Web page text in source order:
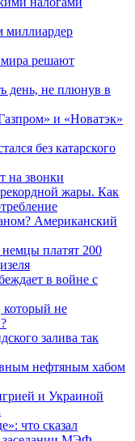
миллиардер
решают
день, не плюнув в
и «Новатэк»
без катарского
на звонки
жары. Как
Американский
платят 200
в войне с
который не
залива так
нефтяным хабом
и Украиной
что сказал